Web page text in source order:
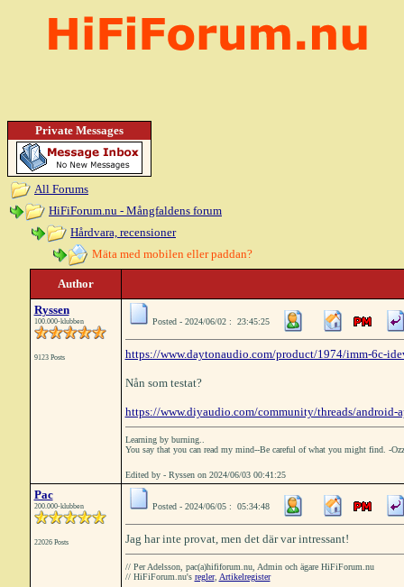
Private Messages
All Forums
HiFiForum.nu - Mångfaldens forum
Hårdvara, recensioner
Mäta med mobilen eller paddan?
Author
Ryssen
100.000-klubben
9123 Posts
Posted - 2024/06/02 : 23:45:25
https://www.daytonaudio.com/product/1974/imm-6c-
Nån som testat?
https://www.diyaudio.com/community/threads/android-
Learning by burning..
You say that you can read my mind--Be careful of what you might find. -
Edited by - Ryssen on 2024/06/03 00:41:25
Pac
200.000-klubben
22026 Posts
Posted - 2024/06/05 : 05:34:48
Jag har inte provat, men det där var intressant!
// Per Adelsson, pac(a)hififorum.nu, Admin och ägare HiFiForum.nu
// HiFiForum.nu's regler, Artikelregister